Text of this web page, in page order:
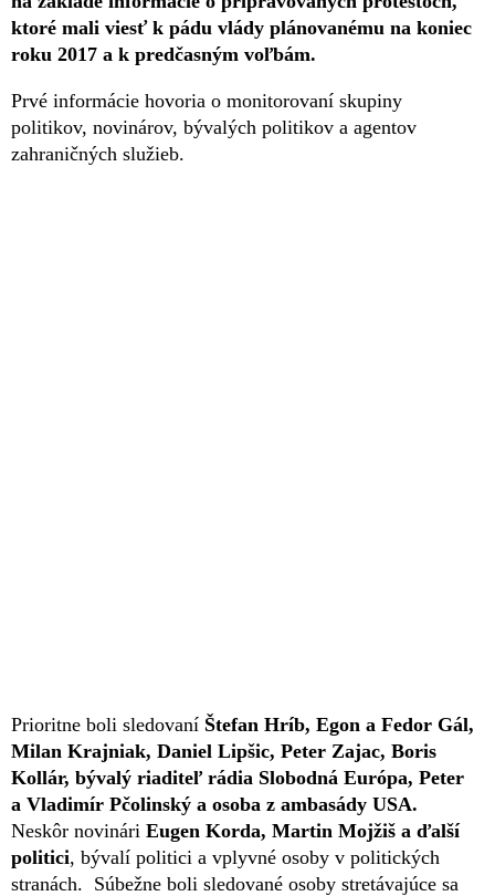
ktoré mali viesť k pádu vlády plánovanému na koniec
roku 2017 a k predčasným voľbám.
Prvé informácie hovoria o monitorovaní skupiny
politikov, novinárov, bývalých politikov a agentov
zahraničných služieb.
Prioritne boli sledovaní Štefan Hríb, Egon a Fedor Gál,
Milan Krajniak, Daniel Lipšic, Peter Zajac, Boris
Kollár, bývalý riaditeľ rádia Slobodná Európa, Peter
a Vladimír Pčolinský a osoba z ambasády USA.
Neskôr novinári Eugen Korda, Martin Mojžiš a ďalší
politici, bývalí politici a vplyvné osoby v politických
stranách. Súbežne boli sledované osoby stretávajúce sa